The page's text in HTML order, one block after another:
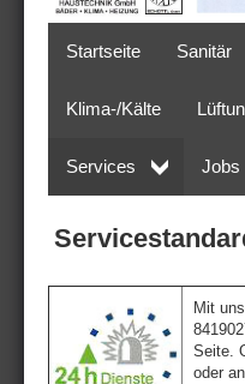
Startseite Sanitär
Klima-/Kälte
Services Jobs
Mit
Seite.
oder